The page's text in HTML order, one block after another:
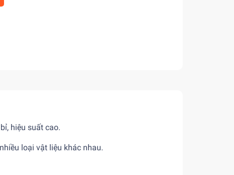
hiệu suất cao.
loại vật liệu khác nhau.